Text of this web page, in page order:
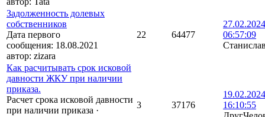
Задолженность долевых
собственников
Дата первого
сообщения: 18.08.2021
автор: zizara
22 64477
27.02.2024
06:57:09
Как расчитывать срок исковой
давности ЖКУ при наличии
приказа.
Расчет срока исковой давности
при наличии приказа ·
3 37176
19.02.2024
16:10:55